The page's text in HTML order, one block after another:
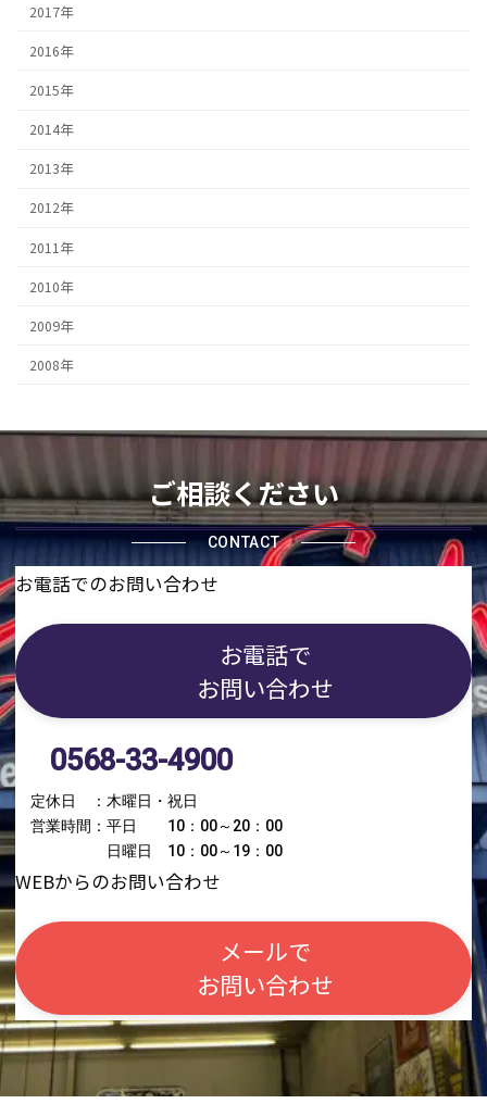
2017年
2016年
2015年
2014年
2013年
2012年
2011年
2010年
2009年
2008年
ご相談ください
CONTACT
お電話でのお問い合わせ
お電話で
お問い合わせ
0568-33-4900
定休日 ：木曜日・祝日
営業時間：平日 10：00～20：00
日曜日 10：00～19：00
WEBからのお問い合わせ
メールで
お問い合わせ